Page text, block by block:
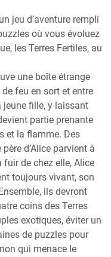
jeu d’aventure rempli
où vous évoluez
les Terres Fertiles, au
une boîte étrange
feu en sort et entre
jeune fille, y laissant
partie prenante
et la flamme. Des
d’Alice parvient à
fuir de chez elle, Alice
toujours vivant, son
ils devront
coins des Terres
exotiques, éviter un
de puzzles pour
qui menace le